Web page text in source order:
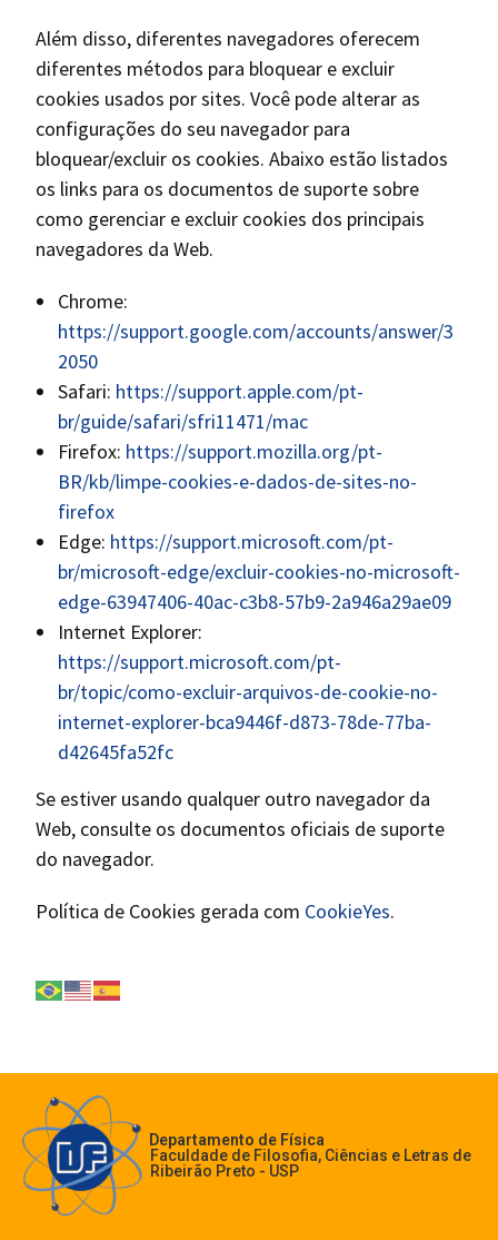
Além disso, diferentes navegadores oferecem
diferentes métodos para bloquear e excluir
cookies usados por sites. Você pode alterar as
configurações do seu navegador para
bloquear/excluir os cookies. Abaixo estão listados
os links para os documentos de suporte sobre
como gerenciar e excluir cookies dos principais
navegadores da Web.
Chrome:
https://support.google.com/accounts/answer/3
2050
Safari: https://support.apple.com/pt-
br/guide/safari/sfri11471/mac
Firefox: https://support.mozilla.org/pt-
BR/kb/limpe-cookies-e-dados-de-sites-no-
firefox
Edge: https://support.microsoft.com/pt-
br/microsoft-edge/excluir-cookies-no-microsoft-
edge-63947406-40ac-c3b8-57b9-2a946a29ae09
Internet Explorer:
https://support.microsoft.com/pt-
br/topic/como-excluir-arquivos-de-cookie-no-
internet-explorer-bca9446f-d873-78de-77ba-
d42645fa52fc
Se estiver usando qualquer outro navegador da
Web, consulte os documentos oficiais de suporte
do navegador.
Política de Cookies gerada com CookieYes.
Departamento de Física
Faculdade de Filosofia, Ciências e Letras de
Ribeirão Preto - USP